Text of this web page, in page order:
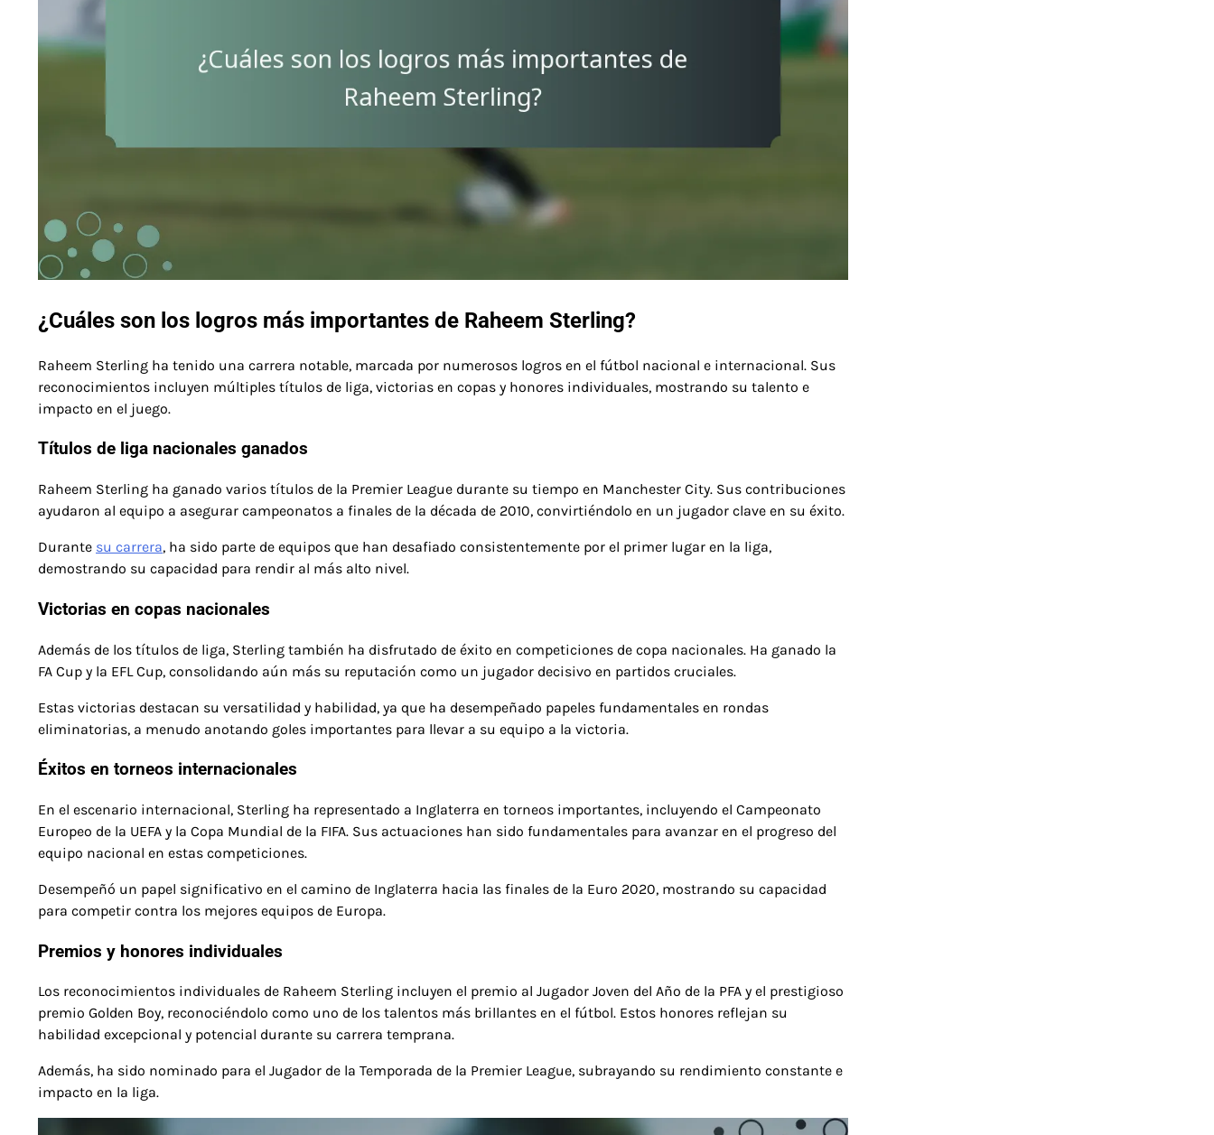
¿Cuáles son los logros más importantes de Raheem Sterling?
Raheem Sterling ha tenido una carrera notable, marcada por numerosos logros en el fútbol nacional e internacional. Sus
reconocimientos incluyen múltiples títulos de liga, victorias en copas y honores individuales, mostrando su talento e
impacto en el juego.
Títulos de liga nacionales ganados
Raheem Sterling ha ganado varios títulos de la Premier League durante su tiempo en Manchester City. Sus contribuciones
ayudaron al equipo a asegurar campeonatos a finales de la década de 2010, convirtiéndolo en un jugador clave en su éxito.
Durante su carrera, ha sido parte de equipos que han desafiado consistentemente por el primer lugar en la liga,
demostrando su capacidad para rendir al más alto nivel.
Victorias en copas nacionales
Además de los títulos de liga, Sterling también ha disfrutado de éxito en competiciones de copa nacionales. Ha ganado la
FA Cup y la EFL Cup, consolidando aún más su reputación como un jugador decisivo en partidos cruciales.
Estas victorias destacan su versatilidad y habilidad, ya que ha desempeñado papeles fundamentales en rondas
eliminatorias, a menudo anotando goles importantes para llevar a su equipo a la victoria.
Éxitos en torneos internacionales
En el escenario internacional, Sterling ha representado a Inglaterra en torneos importantes, incluyendo el Campeonato
Europeo de la UEFA y la Copa Mundial de la FIFA. Sus actuaciones han sido fundamentales para avanzar en el progreso del
equipo nacional en estas competiciones.
Desempeñó un papel significativo en el camino de Inglaterra hacia las finales de la Euro 2020, mostrando su capacidad
para competir contra los mejores equipos de Europa.
Premios y honores individuales
Los reconocimientos individuales de Raheem Sterling incluyen el premio al Jugador Joven del Año de la PFA y el prestigioso
premio Golden Boy, reconociéndolo como uno de los talentos más brillantes en el fútbol. Estos honores reflejan su
habilidad excepcional y potencial durante su carrera temprana.
Además, ha sido nominado para el Jugador de la Temporada de la Premier League, subrayando su rendimiento constante e
impacto en la liga.